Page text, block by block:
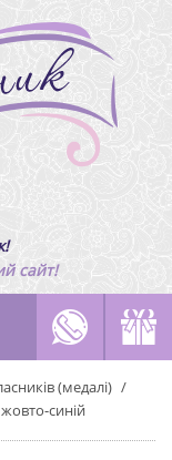
сайт!
(медалі)
синій